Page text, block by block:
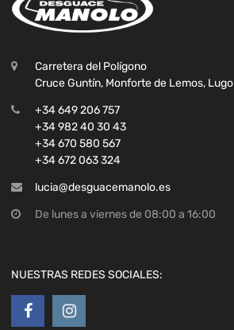
Carretera del Polígono
Cruce Guntín, Monforte de Lemos, Lugo
+34 649 206 757
+34 982 40 30 43
+34 670 580 567
+34 672 063 324
lucia@desguacemanolo.es
De lunes a viernes de 08:00 a 16:00
NUESTRAS REDES SOCIALES: